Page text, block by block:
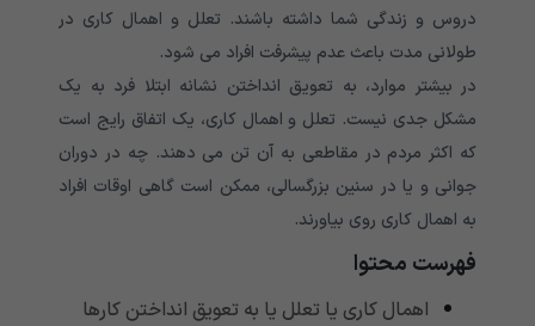
دروس و زندگی شما داشته باشند. تعلل و اهمال کاری در
طولانی مدت باعث عدم پیشرفت افراد می شود‌.
در بیشتر موارد، به تعویق انداختن نشانه ابتلا فرد به یک
مشکل جدی نیست. تعلل و اهمال کاری، یک اتفاق رایج است
که اکثر مردم در مقاطعی به آن تن می دهند. چه در دوران
جوانی و یا در سنین بزرگسالی، ممکن است گاهی اوقات افراد
به اهمال کاری روی بیاورند.
فهرست محتوا
اهمال کاری یا تعلل یا به تعویق انداختن کارها